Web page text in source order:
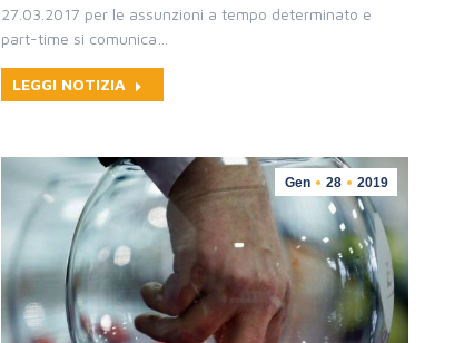
27.03.2017 per le assunzioni a tempo determinato e
part-time si comunica…
LEGGI NOTIZIA
Gen 28 2019